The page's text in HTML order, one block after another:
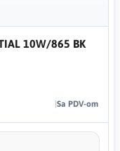
10W/865 BK
Sa PDV-om